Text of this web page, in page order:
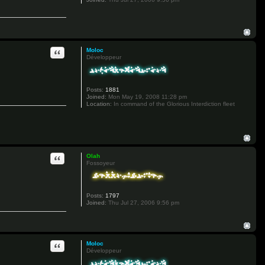
Moloc
Développeur
Posts: 1881
Joined: Mon May 19, 2008 11:28 pm
Location: In command of the Glorious Interdiction fleet
Quote
Olah
Fossoyeur
Posts: 1797
Joined: Thu Jul 27, 2006 9:56 pm
Quote
Moloc
Développeur
Quote